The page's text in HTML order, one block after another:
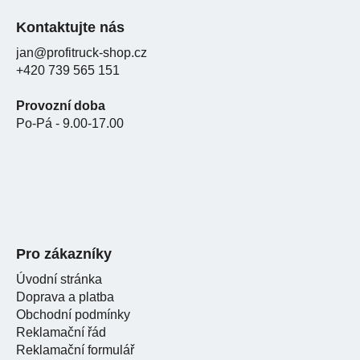
Kontaktujte nás
jan@profitruck-shop.cz
+420 739 565 151
Provozní doba
Po-Pá - 9.00-17.00
Pro zákazníky
Úvodní stránka
Doprava a platba
Obchodní podmínky
Reklamační řád
Reklamační formulář